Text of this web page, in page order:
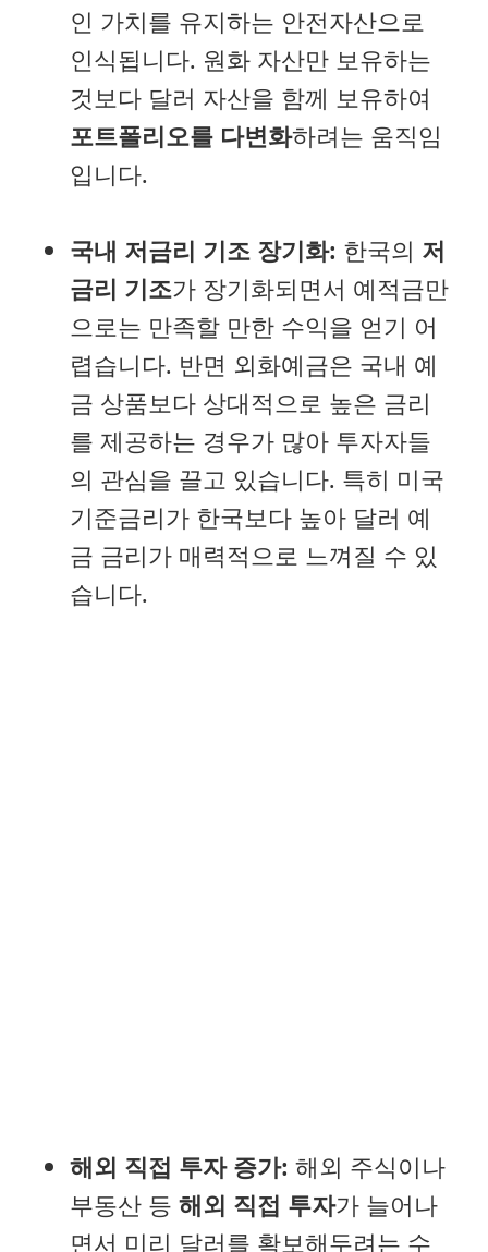
인 가치를 유지하는 안전자산으로
인식됩니다. 원화 자산만 보유하는
것보다 달러 자산을 함께 보유하여
포트폴리오를 다변화하려는 움직임
입니다.
국내 저금리 기조 장기화: 한국의 저
금리 기조가 장기화되면서 예적금만
으로는 만족할 만한 수익을 얻기 어
렵습니다. 반면 외화예금은 국내 예
금 상품보다 상대적으로 높은 금리
를 제공하는 경우가 많아 투자자들
의 관심을 끌고 있습니다. 특히 미국
기준금리가 한국보다 높아 달러 예
금 금리가 매력적으로 느껴질 수 있
습니다.
해외 직접 투자 증가: 해외 주식이나
부동산 등 해외 직접 투자가 늘어나
면서 미리 달러를 확보해두려는 수